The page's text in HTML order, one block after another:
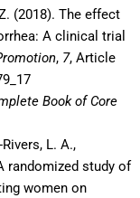
(2018). The effect
A clinical trial
, 7, Article
Book of Core
L. A.,
randomized study of
women on